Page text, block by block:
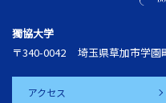
獨協大学
〒340-0042
埼玉県草加市学園
アクセス